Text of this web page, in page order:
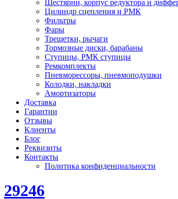
Шестярни, корпус редуктора и
Цилиндр сцепления и РМК
Фильтры
Фары
Трещетки, рычаги
Тормозные диски, барабаны
Ступицы, РМК ступицы
Ремкомплекты
Пневморессоры, пневмоподушки
Колодки, накладки
Амортизаторы
Доставка
Гарантии
Отзывы
Клиенты
Блог
Реквизиты
Контакты
Политика конфиденциальности
29246